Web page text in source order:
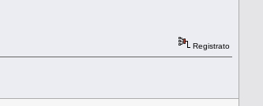
Registrato